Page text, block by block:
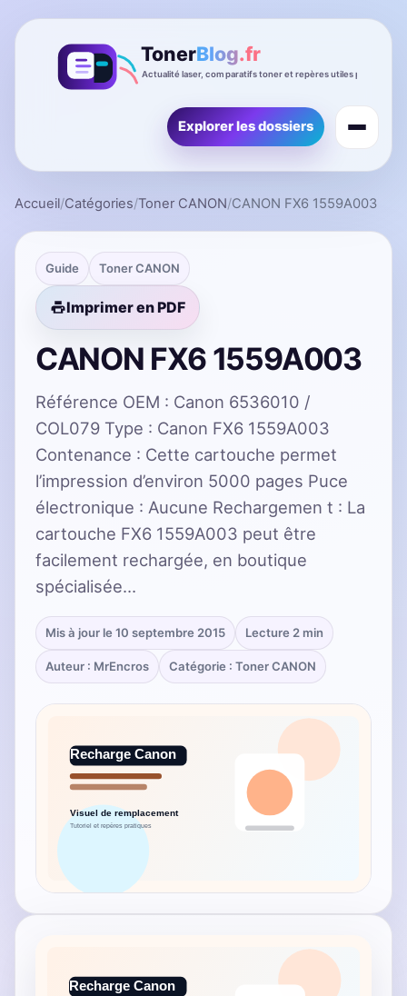
Explorer les dossiers
Accueil/Catégories/Toner CANON/CANON FX6 1559A003
Guide Toner CANON
Imprimer en PDF
CANON FX6 1559A003
Référence OEM : Canon 6536010 /
COL079 Type : Canon FX6 1559A003
Contenance : Cette cartouche permet
l’impression d’environ 5000 pages Puce
électronique : Aucune Rechargemen t : La
cartouche FX6 1559A003 peut être
facilement rechargée, en boutique
spécialisée…
Mis à jour le 10 septembre 2015 Lecture 2 min
Auteur : MrEncros Catégorie : Toner CANON